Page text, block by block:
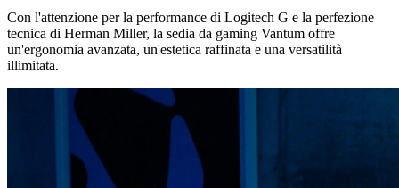
Con l'attenzione per la performance di Logitech G e la perfezione
tecnica di Herman Miller, la sedia da gaming Vantum offre
un'ergonomia avanzata, un'estetica raffinata e una versatilità
illimitata.